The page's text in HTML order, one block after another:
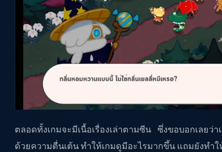
ตลอดทั้งเกมจะมีเนื้อเรื่องเล่าตามซีน ซึ่งขอบอกเลยว่
ด้วยความตื่นเต้น ทำให้เกมดูมีอะไรมากขึ้น แถมยังทำ